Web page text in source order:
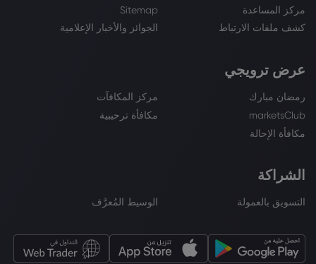
مركز المساعدة
Sitemap
كشف ملفات الارتباط
الجوائز والأخبار الإعلامية
عرض ترويجي
رمضان مبارك
مركز المكافآت
marketsClub
مكافأة ترحيبية
مكافأة الإحالة
الشراكة
التسويق بالعمولة الوسيط المُعرَّف